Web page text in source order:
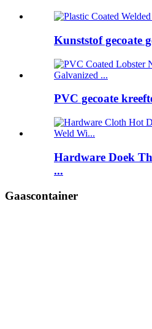
Kunststof gecoate
PVC gecoate
Hardware Doek
...
Gaascontainer